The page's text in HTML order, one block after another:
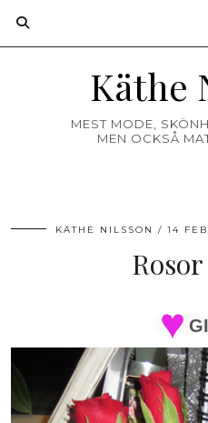
Käthe
MEST MODE,
MEN OCKSÅ
KÄTHE NILSSON 14